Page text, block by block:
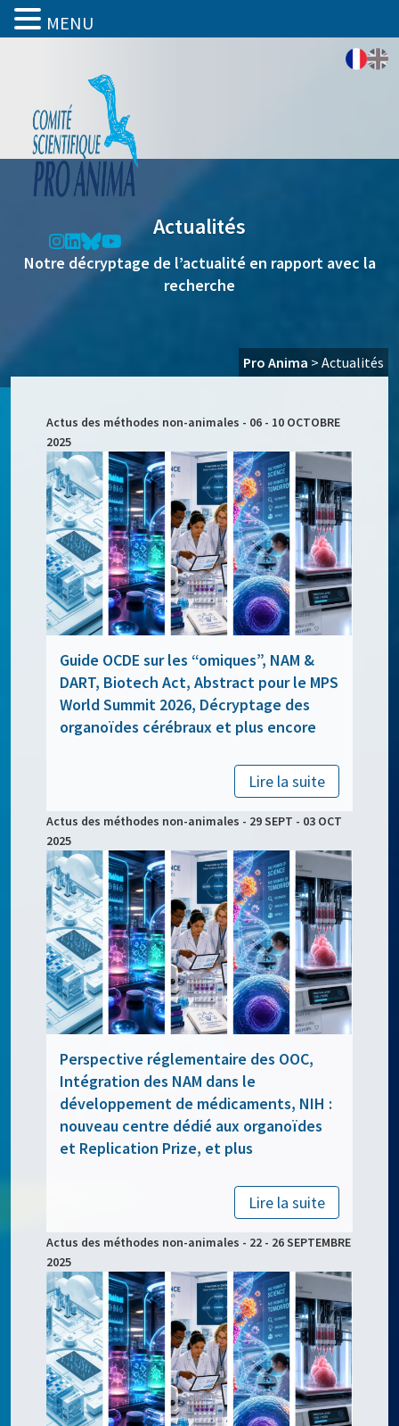
Actualités
Notre décryptage de l’actualité en rapport avec la
recherche
Pro Anima > Actualités
Actus des méthodes non-animales - 06 - 10 OCTOBRE
2025
Guide OCDE sur les “omiques”, NAM &
DART, Biotech Act, Abstract pour le MPS
World Summit 2026, Décryptage des
organoïdes cérébraux et plus encore
Lire la suite
Actus des méthodes non-animales - 29 SEPT - 03 OCT
2025
Perspective réglementaire des OOC,
Intégration des NAM dans le
développement de médicaments, NIH :
nouveau centre dédié aux organoïdes
et Replication Prize, et plus
Lire la suite
Actus des méthodes non-animales - 22 - 26 SEPTEMBRE
2025
MENU